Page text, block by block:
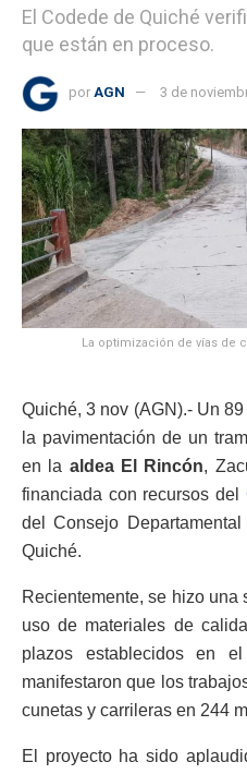
El Codede de Quiché
que están en proceso.
por AGN 3 de
La optimización de vías de
Quiché, 3 nov (AGN).- Un
la pavimentación de un
en la aldea El Rincón,
financiada con recursos del
del Consejo
Quiché.
Recientemente, se hizo una
uso de materiales de
plazos establecidos en
manifestaron que los
cunetas y carrileras en 244
El proyecto ha sido